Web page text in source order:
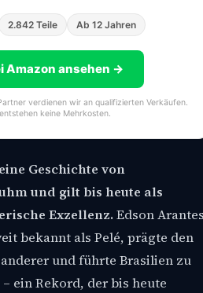
2.842 Teile Ab 12 Jahren
Amazon ansehen →
verdienen wir an qualifizierten Verkäufen.
keine Mehrkosten.
Geschichte von
und gilt bis heute als
Exzellenz.Edson
bekannt als Pelé, prägte den
und führte Brasilien zu
ein Rekord, der bis heute